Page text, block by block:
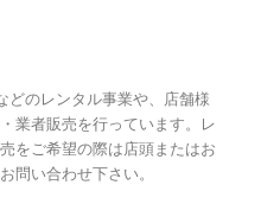
どのレンタル事業や、店舗様
業者販売を行っています。レ
をご希望の際は店頭またはお
問い合わせ下さい。